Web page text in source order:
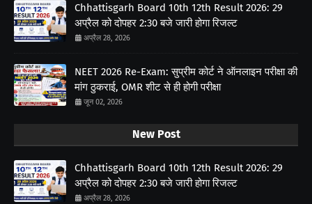
Chhattisgarh Board 10th 12th Result 2026: 29
अप्रैल को दोपहर 2:30 बजे जारी होगा रिजल्ट
अप्रैल 28, 2026
NEET 2026 Re-Exam: सुप्रीम कोर्ट ने ऑनलाइन परीक्षा की
मांग ठुकराई, OMR शीट से ही होगी परीक्षा
जून 02, 2026
New Post
Chhattisgarh Board 10th 12th Result 2026: 29
अप्रैल को दोपहर 2:30 बजे जारी होगा रिजल्ट
अप्रैल 28, 2026